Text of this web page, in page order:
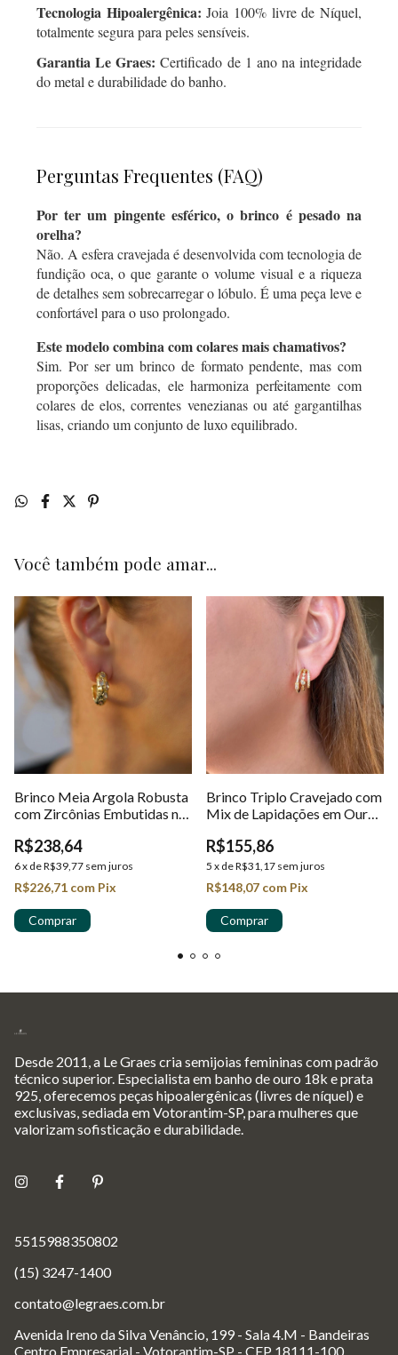
Tecnologia Hipoalergênica: Joia 100% livre de Níquel,
totalmente segura para peles sensíveis.
Garantia Le Graes: Certificado de 1 ano na integridade
do metal e durabilidade do banho.
Perguntas Frequentes (FAQ)
Por ter um pingente esférico, o brinco é pesado na
orelha?
Não. A esfera cravejada é desenvolvida com tecnologia de
fundição oca, o que garante o volume visual e a riqueza
de detalhes sem sobrecarregar o lóbulo. É uma peça leve e
confortável para o uso prolongado.
Este modelo combina com colares mais chamativos?
Sim. Por ser um brinco de formato pendente, mas com
proporções delicadas, ele harmoniza perfeitamente com
colares de elos, correntes venezianas ou até gargantilhas
lisas, criando um conjunto de luxo equilibrado.
Você também pode amar...
Brinco Meia Argola Robusta
com Zircônias Embutidas no
R$238,64
6x deR$39,77 sem juros
R$226,71 com Pix
Brinco Triplo Cravejado com
Mix de Lapidações em Ouro
R$155,86
5 x deR$31,17 sem juros
R$148,07 com Pix
Desde 2011, a Le Graes cria semijoias femininas com padrão
técnico superior. Especialista em banho de ouro 18k e prata
925, oferecemos peças hipoalergênicas (livres de níquel) e
exclusivas, sediada em Votorantim-SP, para mulheres que
valorizam sofisticação e durabilidade.
5515988350802
(15) 3247-1400
contato@legraes.com.br
Avenida Ireno da Silva Venâncio, 199 - Sala 4.M - Bandeiras
Centro Empresarial - Votorantim-SP - CEP 18111-100